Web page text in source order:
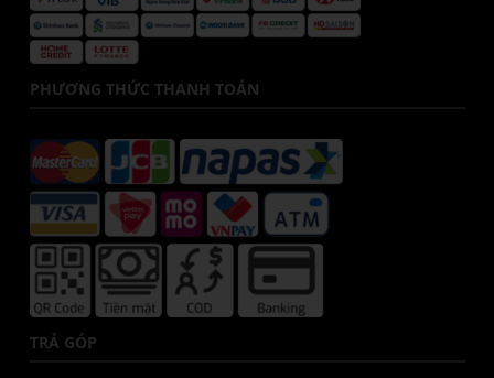
PHƯƠNG THỨC THANH TOÁN
TRẢ GÓP